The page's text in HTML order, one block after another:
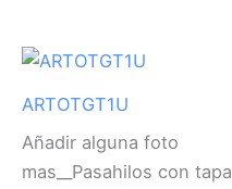
ARTOTGT1U
Añadir alguna foto
mas__Pasahilos con tapa